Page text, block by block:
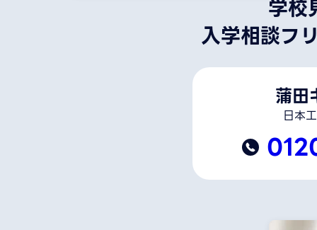
学校
入学相談フ
蒲田
日本